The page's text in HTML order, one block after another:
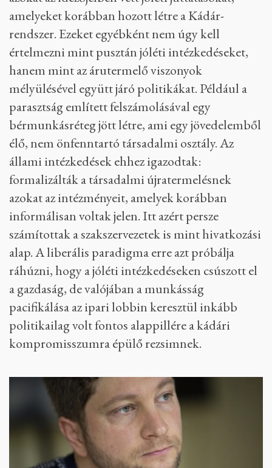
amelyeket korábban hozott létre a Kádár-
rendszer. Ezeket egyébként nem úgy kell
értelmezni mint pusztán jóléti intézkedéseket,
hanem mint az árutermelő viszonyok
mélyülésével együtt járó politikákat. Például a
parasztság említett felszámolásával egy
bérmunkásréteg jött létre, ami egy jövedelemből
élő, nem önfenntartó társadalmi osztály. Az
állami intézkedések ehhez igazodtak:
formalizálták a társadalmi újratermelésnek
azokat az intézményeit, amelyek korábban
informálisan voltak jelen. Itt azért persze
számítottak a szakszervezetek is mint hivatkozási
alap. A liberális paradigma erre azt próbálja
ráhúzni, hogy a jóléti intézkedéseken csúszott el
a gazdaság, de valójában a munkásság
pacifikálása az ipari lobbin keresztül inkább
politikailag volt fontos alappillére a kádári
kompromisszumra épülő rezsimnek.